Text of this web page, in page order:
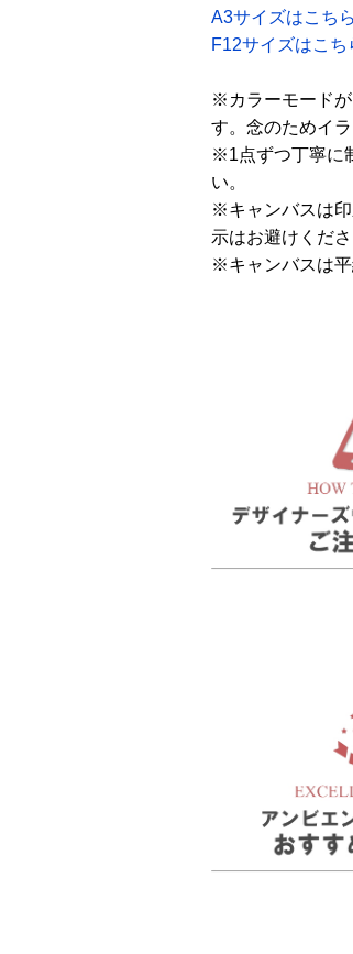
A3サイズはこち
F12サイズはこち
※カラーモードが
す。念のためイ
※1点ずつ丁寧に
い。
※キャンバスは印
示はお避けくださ
※キャンバスは平